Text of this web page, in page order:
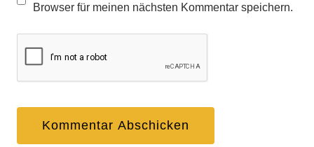
Browser für meinen nächsten Kommentar speichern.